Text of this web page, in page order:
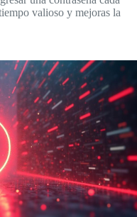
valioso y mejoras la